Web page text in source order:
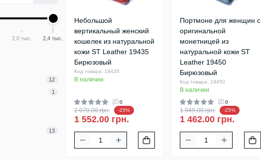
2,0 тыс. 2,4 тыс.
12
1
13
Небольшой
вертикальный женский
кошелек из натуральной
кожи ST Leather 19435
Бирюзовый
Код товара: 19435
В наличии
0
2 070.00 грн. -25%
1 552.00 грн.
Портмоне для женщин с
оригинальной
монетницей из
натуральной кожи ST
Leather 19450
Бирюзовый
Код товара: 19450
В наличии
0
1 949.00 грн. -25%
1 462.00 грн.